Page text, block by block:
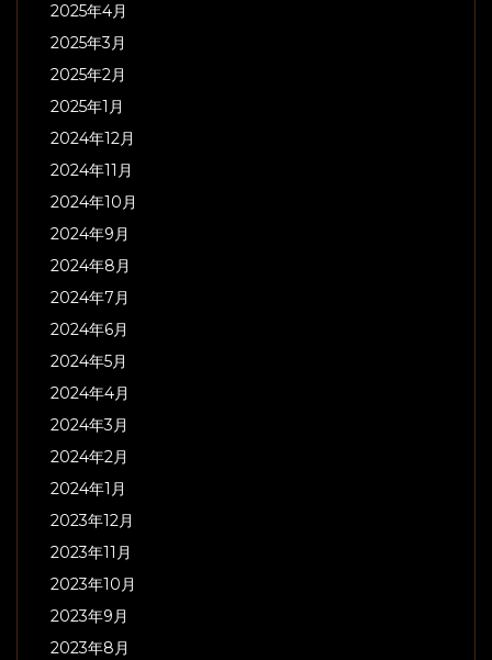
2025年4月
2025年3月
2025年2月
2025年1月
2024年12月
2024年11月
2024年10月
2024年9月
2024年8月
2024年7月
2024年6月
2024年5月
2024年4月
2024年3月
2024年2月
2024年1月
2023年12月
2023年11月
2023年10月
2023年9月
2023年8月